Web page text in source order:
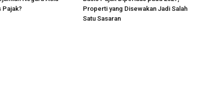
Pajak?
Properti yang Disewakan Jadi Salah
Satu Sasaran